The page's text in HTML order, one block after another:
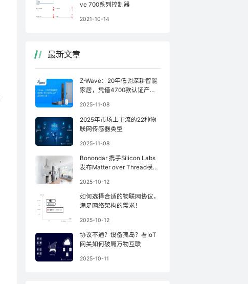
ve 700系列控制器
2021-10-14
最新文章
Z-Wave：20年低调深耕智能
家居，凭借4700款认证产品
2025-11-08
2025年市场上主流的22种物
联网传感器类型
2025-11-08
Bonondar 携手Silicon Labs
发布Matter over Thread模
2025-10-12
如何选择合适的物联网协议，
满足网络架构的需求！
2025-10-12
协议不通？设备孤岛？看IoT
网关如何破局万物互联
2025-10-11